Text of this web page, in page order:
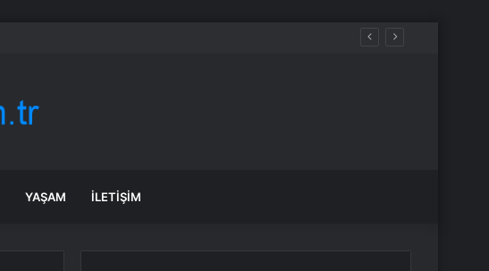
YAŞAM İLETIŞIM